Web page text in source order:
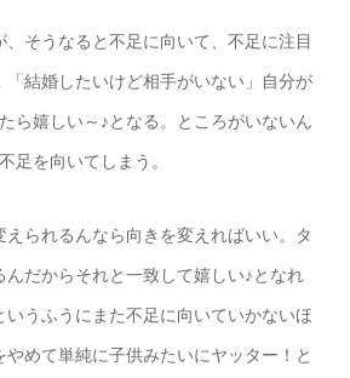
そうなると不足に向いて、不足に注目
「結婚したいけど相手がいない」自分が
ら嬉しい～♪となる。ところがいないん
足を向いてしまう。
えられるんなら向きを変えればいい。タ
んだからそれと一致して嬉しい♪となれ
いうふうにまた不足に向いていかないほ
やめて単純に子供みたいにヤッター！と